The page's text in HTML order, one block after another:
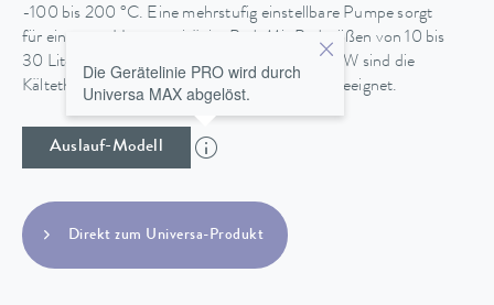
-100 bis 200 °C. Eine mehrstufig einstellbare Pumpe sorgt
für eine gute Homogenität im Bad. Mit Badgrößen von 10 bis
30 Litern und Kälteleistungen von 0,4 bis 1,5 kW sind die
Kältethermostat für vielfältige Anwendungen geeignet.
Auslauf-Modell
Die Gerätelinie PRO wird durch
Universa MAX abgelöst.
Direkt zum Universa-Produkt